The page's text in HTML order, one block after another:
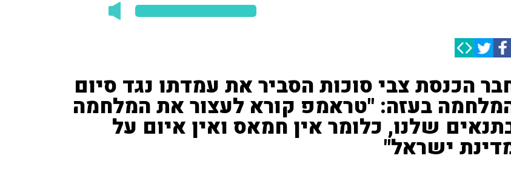
הכנסת צבי סוכות הסביר את עמדתו נגד סיום
בעזה: "טראמפ קורא לעצור את המלחמה
שלנו, כלומר אין חמאס ואין איום על
ישראל"